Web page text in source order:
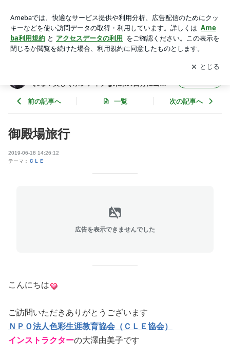
る！美しくポジティブな未来の自分に出会えるメソッド～それ
が「美人色」
アプリをダウンロードして ブログの更新通知
を受け取りまし
ょう。
開く
れる！美しくポジティブな未来の自分に出会
前の記事へ 一覧 次の記事へ
御殿場旅行
2019-06-18 14:26:12
テーマ： ＣＬＥ
広告を表示できませんでした
こんにちは
ご訪問いただきありがとうございます
ＮＰＯ法人色彩生涯教育協会（ＣＬＥ協会）
インストラクターの大澤由美子です